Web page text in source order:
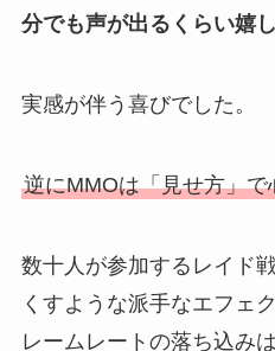
分でも声が出るくらい嬉し
実感が伴う喜びでした。
逆にMMOは「見せ方」
数十人が参加するレイド
くすような派手なエフェ
レームレートの落ち込み